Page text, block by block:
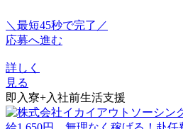
＼最短45秒で完了／
応募へ進む
詳しく
見る
即入寮+入社前生活支援